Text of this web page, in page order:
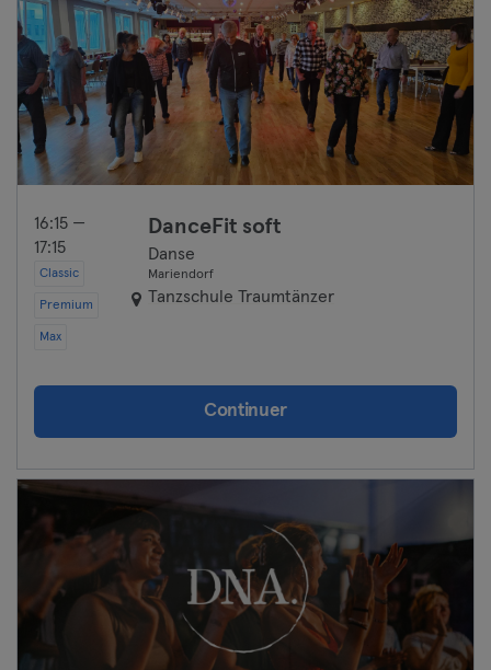
16:15 —
17:15
Classic
Premium
Max
DanceFit soft
Danse
Mariendorf
Tanzschule Traumtänzer
Continuer